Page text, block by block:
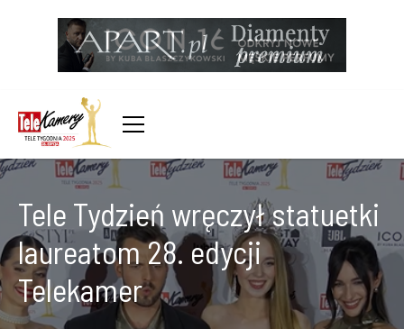
Tele Tydzień wręczył statuetki
laureatom 28. edycji
Telekamer